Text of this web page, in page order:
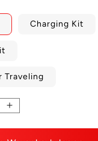
einen
Nahaufnahmen
verbunden
kreative
Charging Kit
Traveling
Menge